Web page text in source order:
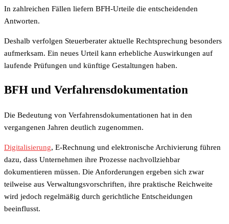
In zahlreichen Fällen liefern BFH-Urteile die entscheidenden
Antworten.
Deshalb verfolgen Steuerberater aktuelle Rechtsprechung besonders
aufmerksam. Ein neues Urteil kann erhebliche Auswirkungen auf
laufende Prüfungen und künftige Gestaltungen haben.
BFH und Verfahrensdokumentation
Die Bedeutung von Verfahrensdokumentationen hat in den
vergangenen Jahren deutlich zugenommen.
Digitalisierung, E-Rechnung und elektronische Archivierung führen
dazu, dass Unternehmen ihre Prozesse nachvollziehbar
dokumentieren müssen. Die Anforderungen ergeben sich zwar
teilweise aus Verwaltungsvorschriften, ihre praktische Reichweite
wird jedoch regelmäßig durch gerichtliche Entscheidungen
beeinflusst.